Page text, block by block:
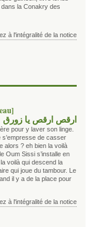
la Conakry des
à l'intégralité de la notice
ارقص ارقص يا زورق
pour y laver son linge.
s’empresse de casser
alors ? eh bien la voilà
Oum Sissi s’installe en
voilà qui descend la
qui joue du tambour. Le
il y a de la place pour
à l'intégralité de la notice